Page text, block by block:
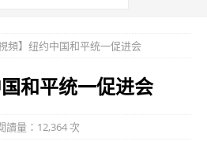
視頻】纽约中国和平统一促进会
国和平统一促进会
讀量：12,364 次